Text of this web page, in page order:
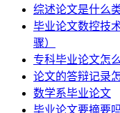
综述论文是什么
毕业论文数控技
骤）
专科毕业论文怎
论文的答辩记录
数学系毕业论文
毕业论文要摘要